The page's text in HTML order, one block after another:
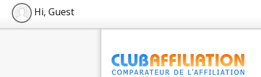
Hi, Guest